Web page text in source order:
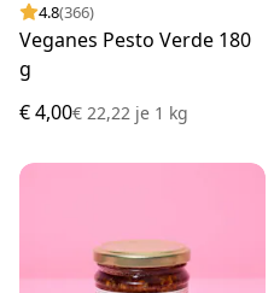
4.8(366)
Veganes Pesto Verde 180
g
€ 4,00€ 22,22 je 1 kg